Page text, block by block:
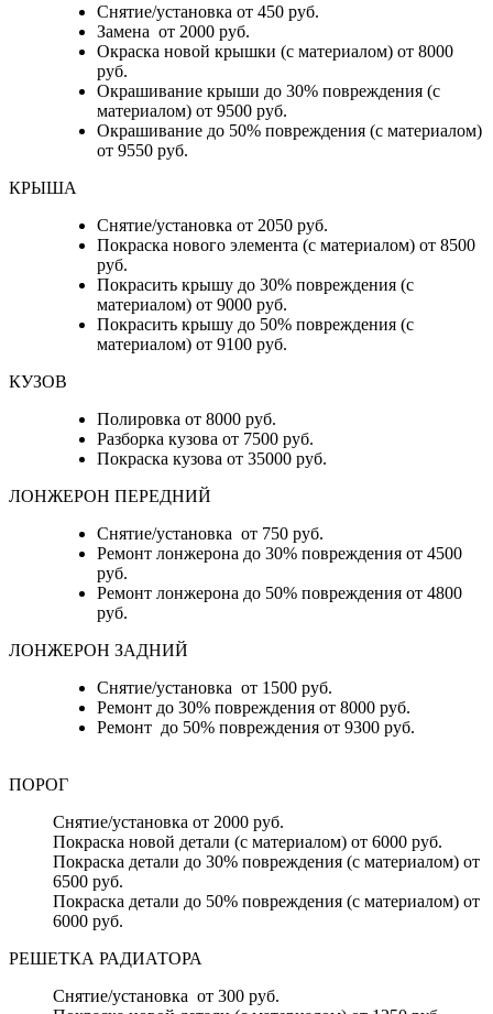
Снятие/установка от 450 руб.
Замена от 2000 руб.
Окраска новой крышки (с материалом) от 8000
руб.
Окрашивание крыши до 30% повреждения (с
материалом) от 9500 руб.
Окрашивание до 50% повреждения (с материалом)
от 9550 руб.
КРЫША
Снятие/установка от 2050 руб.
Покраска нового элемента (с материалом) от 8500
руб.
Покрасить крышу до 30% повреждения (с
материалом) от 9000 руб.
Покрасить крышу до 50% повреждения (с
материалом) от 9100 руб.
КУЗОВ
Полировка от 8000 руб.
Разборка кузова от 7500 руб.
Покраска кузова от 35000 руб.
ЛОНЖЕРОН ПЕРЕДНИЙ
Снятие/установка от 750 руб.
Ремонт лонжерона до 30% повреждения от 4500
руб.
Ремонт лонжерона до 50% повреждения от 4800
руб.
ЛОНЖЕРОН ЗАДНИЙ
Снятие/установка от 1500 руб.
Ремонт до 30% повреждения от 8000 руб.
Ремонт до 50% повреждения от 9300 руб.
ПОРОГ
Снятие/установка от 2000 руб.
Покраска новой детали (с материалом) от 6000 руб.
Покраска детали до 30% повреждения (с материалом) от
6500 руб.
Покраска детали до 50% повреждения (с материалом) от
6000 руб.
РЕШЕТКА РАДИАТОРА
Снятие/установка от 300 руб.